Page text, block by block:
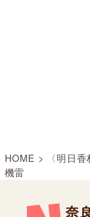
HOME >
〈明日
機雷